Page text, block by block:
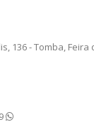
136 - Tomba, Feira